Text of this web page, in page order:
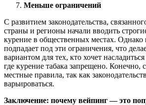
Меньше ограничений
С развитием законодательства,
страны и регионы начали вводить
курение в общественных местах. Однако
подпадает под эти ограничения, что
вариантом для тех, кто хочет
где курение табака запрещено. Конечно,
местные правила, так как
варьироваться.
Заключение: почему вейпинг — это